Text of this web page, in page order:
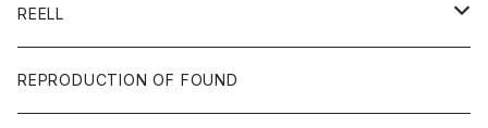
Tシャツ
帽子
グッズ
靴
トップス
キーホルダー
財布
REELL
パンツ
REPRODUCTION OF FOUND